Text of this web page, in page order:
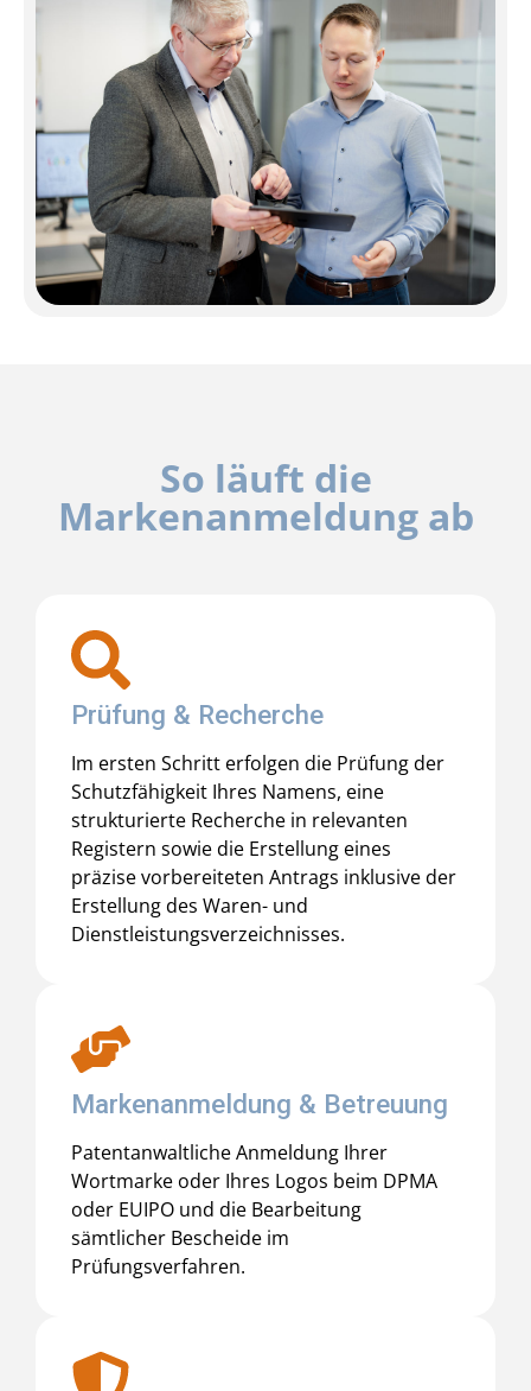
So läuft die
Markenanmeldung ab
Prüfung & Recherche
Im ersten Schritt erfolgen die Prüfung der
Schutzfähigkeit Ihres Namens, eine
strukturierte Recherche in relevanten
Registern sowie die Erstellung eines
präzise vorbereiteten Antrags inklusive der
Erstellung des Waren- und
Dienstleistungsverzeichnisses.
Markenanmeldung & Betreuung
Patentanwaltliche Anmeldung Ihrer
Wortmarke oder Ihres Logos beim DPMA
oder EUIPO und die Bearbeitung
sämtlicher Bescheide im
Prüfungsverfahren.